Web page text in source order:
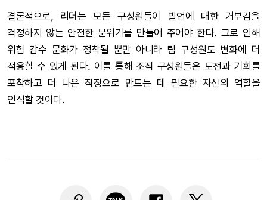
결론적으로, 리더는 모든 구성원들이 발언에 대한 거부감을
걱정하지 않는 안전한 분위기를 만들어 주어야 한다. 그로 인해
위험 감수 문화가 정착될 뿐만 아니라 팀 구성원도 변화에 더
적응할 수 있게 된다. 이를 통해 조직 구성원들은 도전과 기회를
포착하고 더 나은 직장으로 만드는 데 필요한 자신의 역할을
인식할 것이다.